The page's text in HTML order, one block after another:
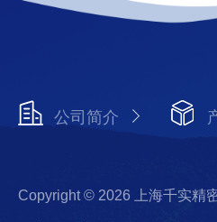
公司简介
Copyright © 2026 上海千实精